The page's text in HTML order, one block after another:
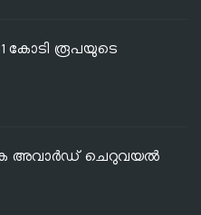
കോടി രൂപയുടെ
അവാർഡ് ചെറുവയൽ